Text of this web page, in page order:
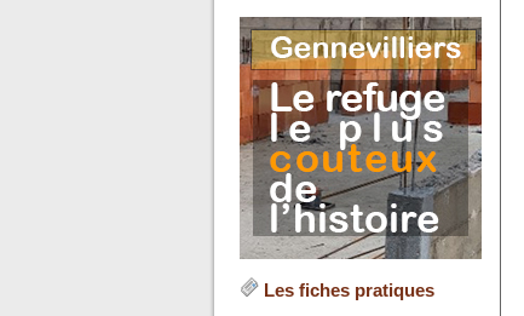
Les fiches pratiques